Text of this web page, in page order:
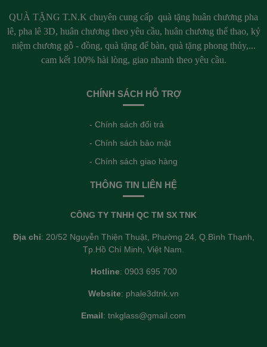
QUÀ TẶNG T.N.K chuyên cung cấp quà tặng huân chương pha
lê, pha lê 3D, huân chương theo yêu cầu, huân chương thể thao, kỷ
niệm chương gỗ - đồng, quà tặng để bàn, quà tặng phong thủy,...
cam kết 100% hài lòng, giao nhanh theo yêu cầu.
CHÍNH SÁCH HỖ TRỢ
- Chính sách đổi trả
- Chính sách bảo mật
- Chính sách giao hàng
THÔNG TIN LIÊN HỆ
CÔNG TY TNHH QC TM SX TNK
Địa chỉ: 20/52 Nguyễn Thiện Thuật, Phường 24, Q.Bình Thạnh,
Tp.Hồ Chí Minh, Việt Nam.
Hotline: 0903 695 700
Website: phale3dtnk.vn
Email: tnkglass@gmail.com